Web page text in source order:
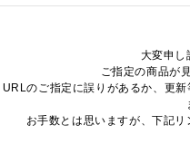
大変申し
ご指定の商品が
URLのご指定に誤りがあるか、更
お手数とは思いますが、下記リ